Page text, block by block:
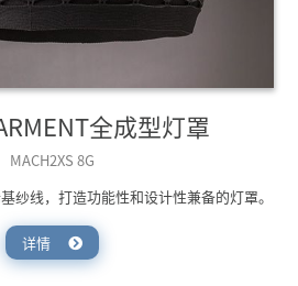
全成型灯罩
MACH2XS 8G
纱线，打造功能性和设计性兼备的灯罩。
详情